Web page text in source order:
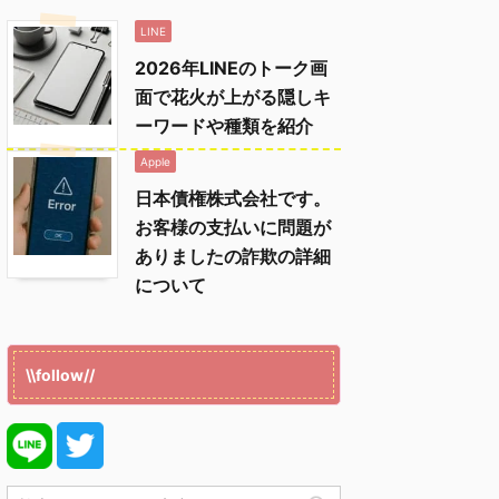
LINE
2026年LINEのトーク画
面で花火が上がる隠しキ
ーワードや種類を紹介
Apple
日本債権株式会社です。
お客様の支払いに問題が
ありましたの詐欺の詳細
について
\\follow//